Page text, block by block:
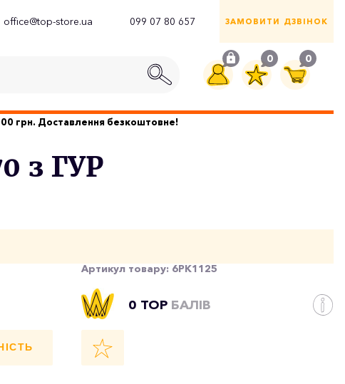
office@top-store.ua 099 07 80 657 ЗАМОВИТИ ДЗВІНОК
0 0
грн. Доставлення безкоштовне!
з ГУР
Артикул товару: 6PK1125
0 TOP БАЛІВ